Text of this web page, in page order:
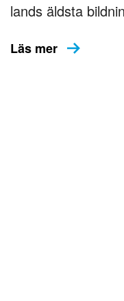
lands äldsta
Läs mer